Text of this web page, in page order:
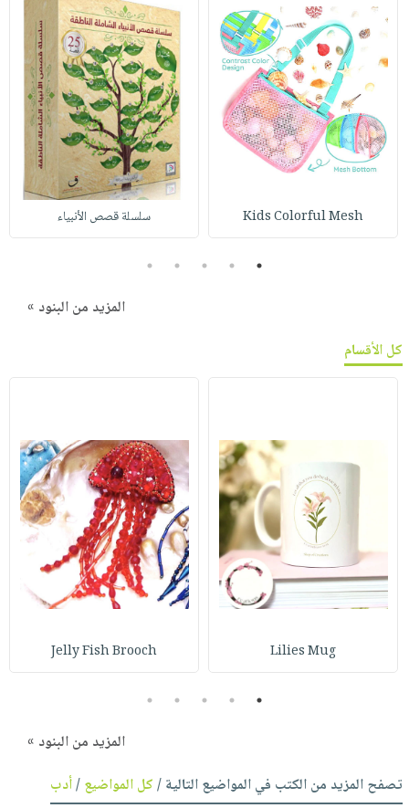
Kids Colorful Mesh سلسلة قصص الأنبياء
1
2
3
4
5
المزيد من البنود »
كل الأقسام
Lilies Mug
Jelly Fish Brooch
1
2
3
4
5
المزيد من البنود »
تصفح المزيد من الكتب في المواضيع التالية /كل المواضيع/أدب